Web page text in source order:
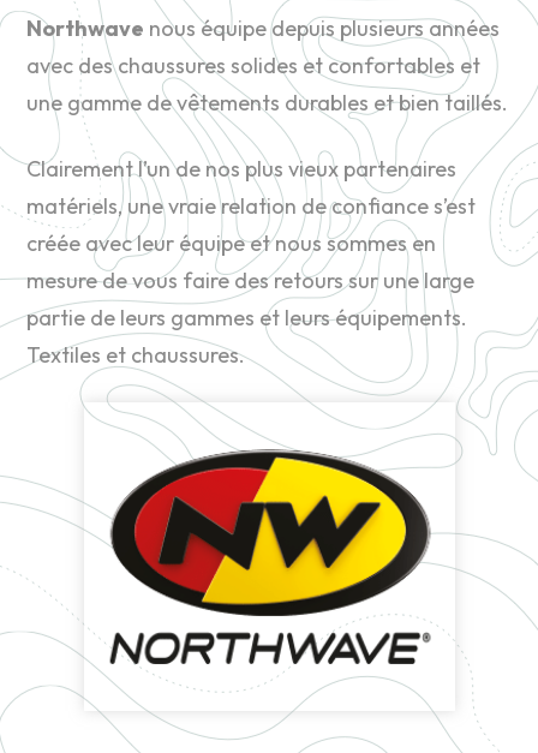
Northwave nous équipe depuis plusieurs années
avec des chaussures solides et confortables et
une gamme de vêtements durables et bien taillés.
Clairement l’un de nos plus vieux partenaires
matériels, une vraie relation de confiance s’est
créée avec leur équipe et nous sommes en
mesure de vous faire des retours sur une large
partie de leurs gammes et leurs équipements.
Textiles et chaussures.